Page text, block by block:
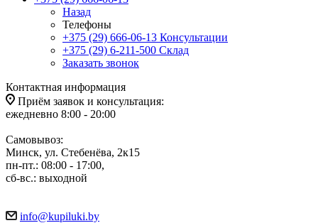
Назад
Телефоны
+375 (29) 666-06-13 Консультации
+375 (29) 6-211-500 Склад
Заказать звонок
Контактная информация
Приём заявок и консультация:
ежедневно 8:00 - 20:00
Самовывоз:
Минск, ул. Стебенёва, 2к15
пн-пт.: 08:00 - 17:00,
сб-вс.: выходной
info@kupiluki.by